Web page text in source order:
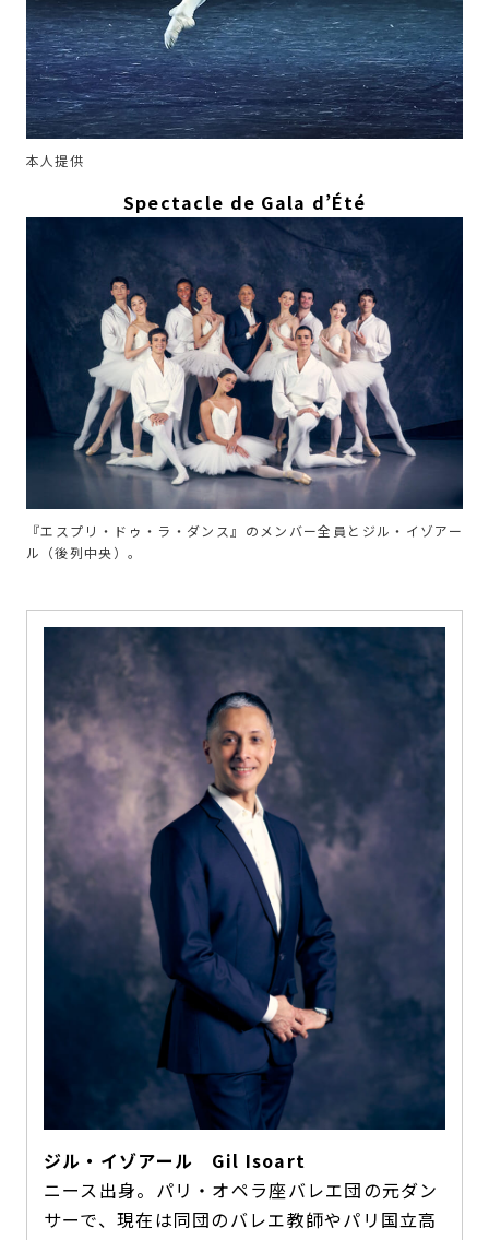
本人提供
Spectacle de Gala d’Été
『エスプリ・ドゥ・ラ・ダンス』のメンバー全員とジル・イゾアー
ル（後列中央）。
ジル・イゾアール Gil Isoart
ニース出身。パリ・オペラ座バレエ団の元ダン
サーで、現在は同団のバレエ教師やパリ国立高